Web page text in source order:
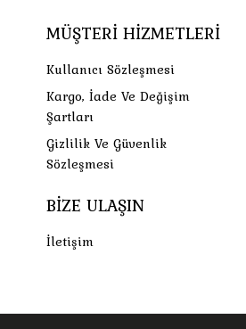
MÜŞTERI HIZMETLERI
Kullanıcı Sözleşmesi
Kargo, İade Ve Değişim
Şartları
Gizlilik Ve Güvenlik
Sözleşmesi
BIZE ULAŞIN
İletişim